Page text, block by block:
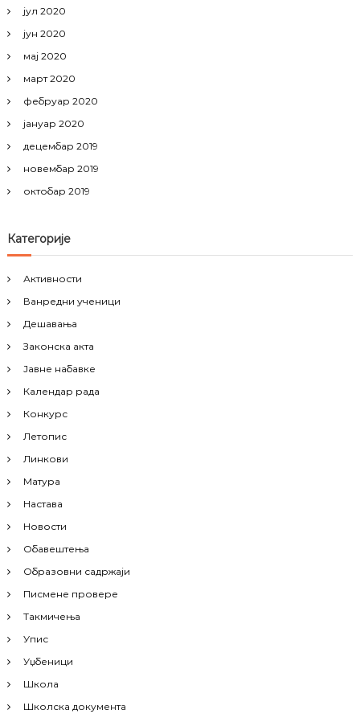
јул 2020
јун 2020
мај 2020
март 2020
фебруар 2020
јануар 2020
децембар 2019
новембар 2019
октобар 2019
Категорије
Активности
Ванредни ученици
Дешавања
Законска акта
Јавне набавке
Календар рада
Конкурс
Летопис
Линкови
Матура
Настава
Новости
Обавештења
Образовни садржаји
Писмене провере
Такмичења
Упис
Уџбеници
Школа
Школска документа